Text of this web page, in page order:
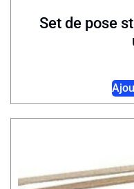
Set de pose